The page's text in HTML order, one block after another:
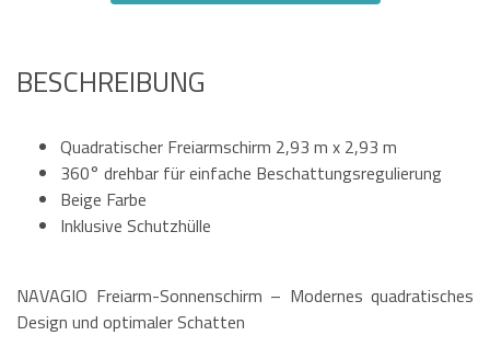
BESCHREIBUNG
Quadratischer Freiarmschirm 2,93 m x 2,93 m
360° drehbar für einfache Beschattungsregulierung
Beige Farbe
Inklusive Schutzhülle
NAVAGIO Freiarm-Sonnenschirm – Modernes quadratisches
Design und optimaler Schatten